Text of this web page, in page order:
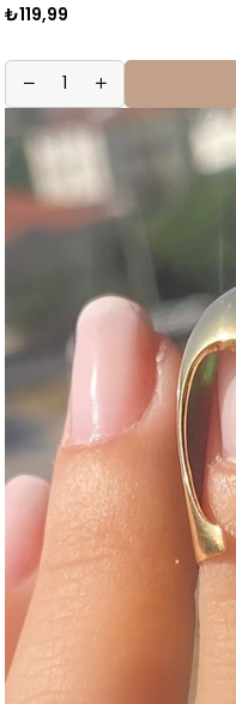
₺119,99